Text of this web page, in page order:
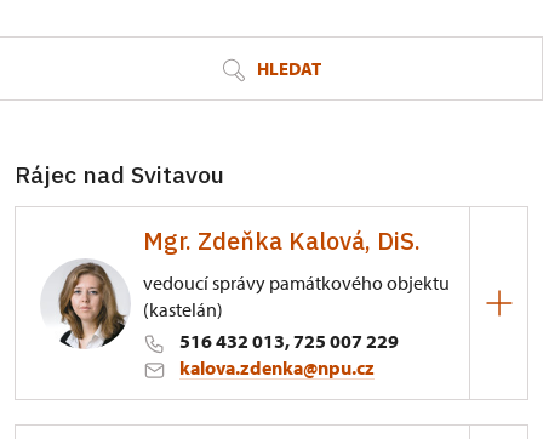
HLEDAT
Rájec nad Svitavou
Mgr. Zdeňka Kalová, DiS.
vedoucí správy památkového objektu
(kastelán)
516 432 013, 725 007 229
kalova.zdenka@npu.cz